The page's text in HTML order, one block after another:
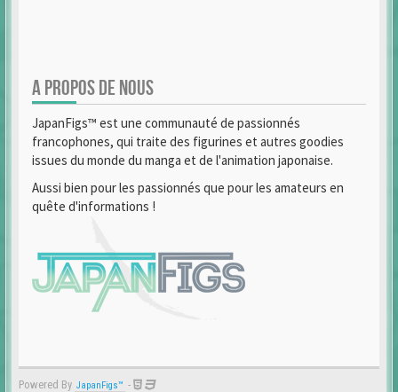
A PROPOS DE NOUS
JapanFigs™ est une communauté de passionnés
francophones, qui traite des figurines et autres goodies
issues du monde du manga et de l'animation japonaise.
Aussi bien pour les passionnés que pour les amateurs en
quête d'informations !
Powered By JapanFigs™ -